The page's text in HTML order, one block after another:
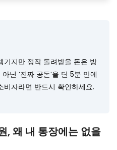
기지만 정작 돌려받을 돈은 방
닌 ‘진짜 공돈’을 단 5분 만에
자라면 반드시 확인하세요.
, 왜 내 통장에는 없을